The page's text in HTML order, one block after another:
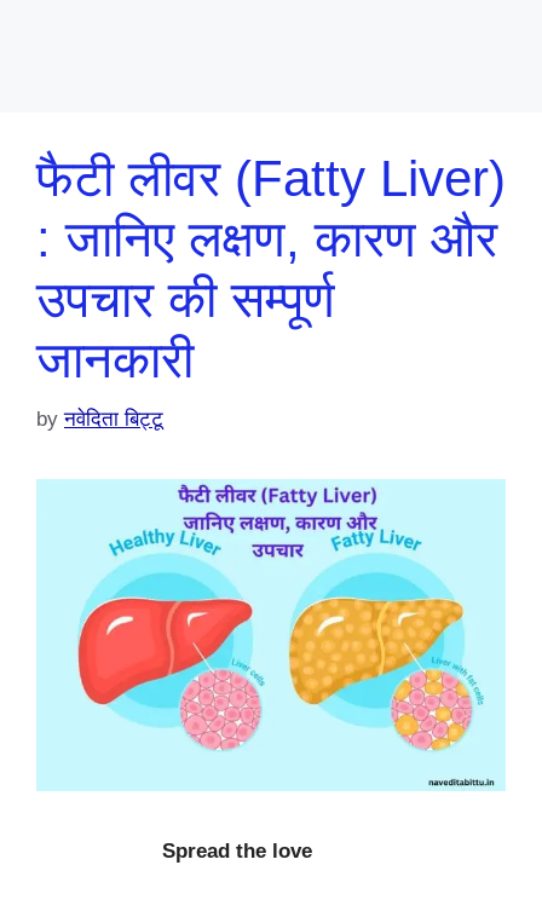
फैटी लीवर (Fatty Liver)
: जानिए लक्षण, कारण और
उपचार की सम्पूर्ण
जानकारी
byनवेदिता बिट्टू
Spread the love